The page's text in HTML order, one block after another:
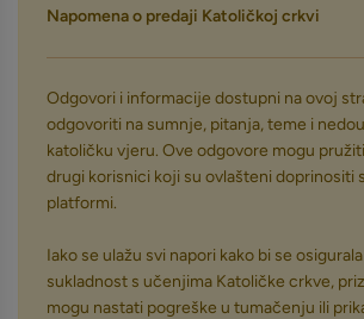
Napomena o predaji Katoličkoj crkvi
Odgovori i informacije dostupni na ovoj
odgovoriti na sumnje, pitanja, teme i
katoličku vjeru. Ove odgovore mogu
drugi korisnici koji su ovlašteni doprinositi
platformi.
Iako se ulažu svi napori kako bi se
sukladnost s učenjima Katoličke crkve,
mogu nastati pogreške u tumačenju ili